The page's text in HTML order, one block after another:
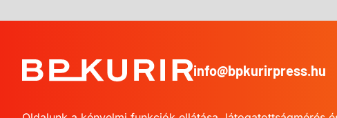
info@bpkurirpress.hu